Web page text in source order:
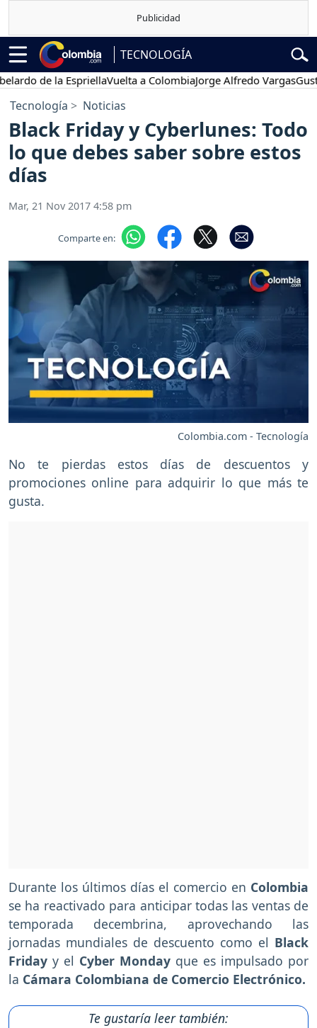
TECNOLOGÍA
de la EspriellaVuelta a ColombiaJorge Alfredo VargasGustavo
Tecnología Noticias
Black Friday y Cyberlunes: Todo
lo que debes saber sobre estos
días
Mar, 21 Nov 2017 4:58 pm
Comparte en:
Colombia.com - Tecnología
No te pierdas estos días de descuentos y
promociones online para adquirir lo que más te
gusta.
Durante los últimos días el comercio en Colombia
se ha reactivado para anticipar todas las ventas de
temporada decembrina, aprovechando las
jornadas mundiales de descuento como el Black
Friday y el Cyber Monday que es impulsado por
la Cámara Colombiana de Comercio Electrónico.
Te gustaría leer también: